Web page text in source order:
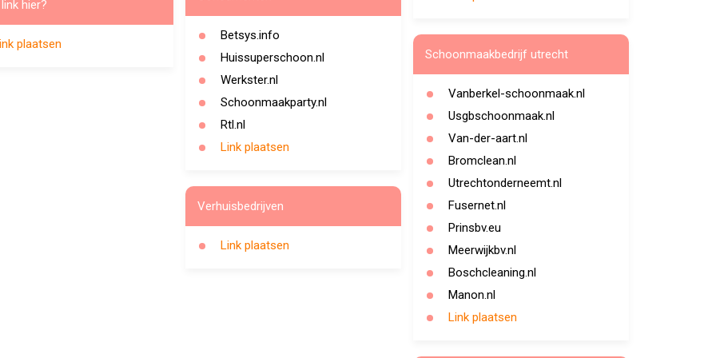
hier?
plaatsen
Betsys.info
Huissuperschoon.nl
Werkster.nl
Schoonmaakparty.nl
Rtl.nl
Link plaatsen
Verhuisbedrijven
Link plaatsen
Schoonmaakbedrijf utrecht
Vanberkel-schoonmaak.nl
Usgbschoonmaak.nl
Van-der-aart.nl
Bromclean.nl
Utrechtonderneemt.nl
Fusernet.nl
Prinsbv.eu
Meerwijkbv.nl
Boschcleaning.nl
Manon.nl
Link plaatsen